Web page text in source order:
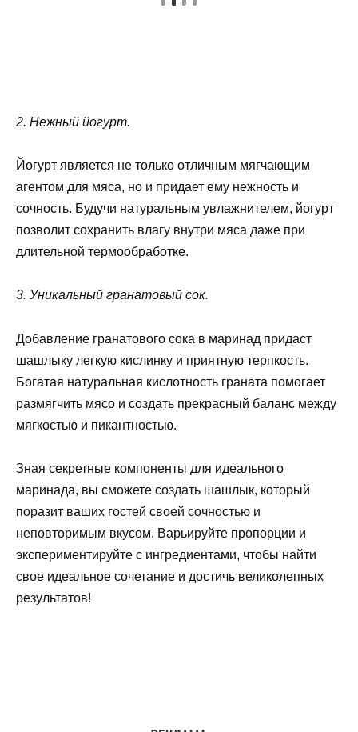
2. Нежный йогурт.
Йогурт является не только отличным мягчающим
агентом для мяса, но и придает ему нежность и
сочность. Будучи натуральным увлажнителем, йогурт
позволит сохранить влагу внутри мяса даже при
длительной термообработке.
3. Уникальный гранатовый сок.
Добавление гранатового сока в маринад придаст
шашлыку легкую кислинку и приятную терпкость.
Богатая натуральная кислотность граната помогает
размягчить мясо и создать прекрасный баланс между
мягкостью и пикантностью.
Зная секретные компоненты для идеального
маринада, вы сможете создать шашлык, который
поразит ваших гостей своей сочностью и
неповторимым вкусом. Варьируйте пропорции и
экспериментируйте с ингредиентами, чтобы найти
свое идеальное сочетание и достичь великолепных
результатов!